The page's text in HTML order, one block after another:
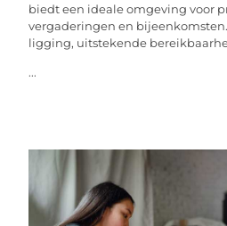
biedt een ideale omgeving voor
vergaderingen en
ligging, uitstekende
...